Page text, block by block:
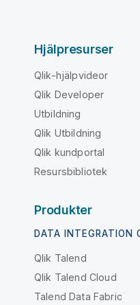
Hjälpresurser
Qlik-hjälpvideor
Qlik Developer
Utbildning
Qlik Utbildning
Qlik kundportal
Resursbibliotek
Produkter
DATA INTEGRATION
Qlik Talend
Qlik Talend Cloud
Talend Data Fabric